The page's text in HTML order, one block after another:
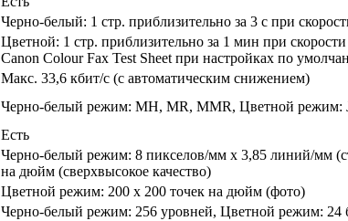
Черно-белый: 1 стр. приблизительно за 3 с при
Цветной: 1 стр. приблизительно за 1 мин при
Canon Colour Fax Test Sheet при настройках по
Макс. 33,6 кбит/с (с автоматическим снижением)
Черно-белый режим: MH, MR, MMR, Цветной режим:
Есть
Черно-белый режим: 8 пикселов/мм х 3,85 линий/мм
на дюйм (сверхвысокое качество)
Цветной режим: 200 x 200 точек на дюйм (фото)
Черно-белый режим: 256 уровней, Цветной режим: 24